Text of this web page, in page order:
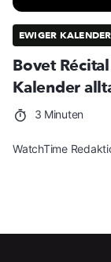
EWIGER KALENDER
Bovet
Kalender
3 Minuten
WatchTime